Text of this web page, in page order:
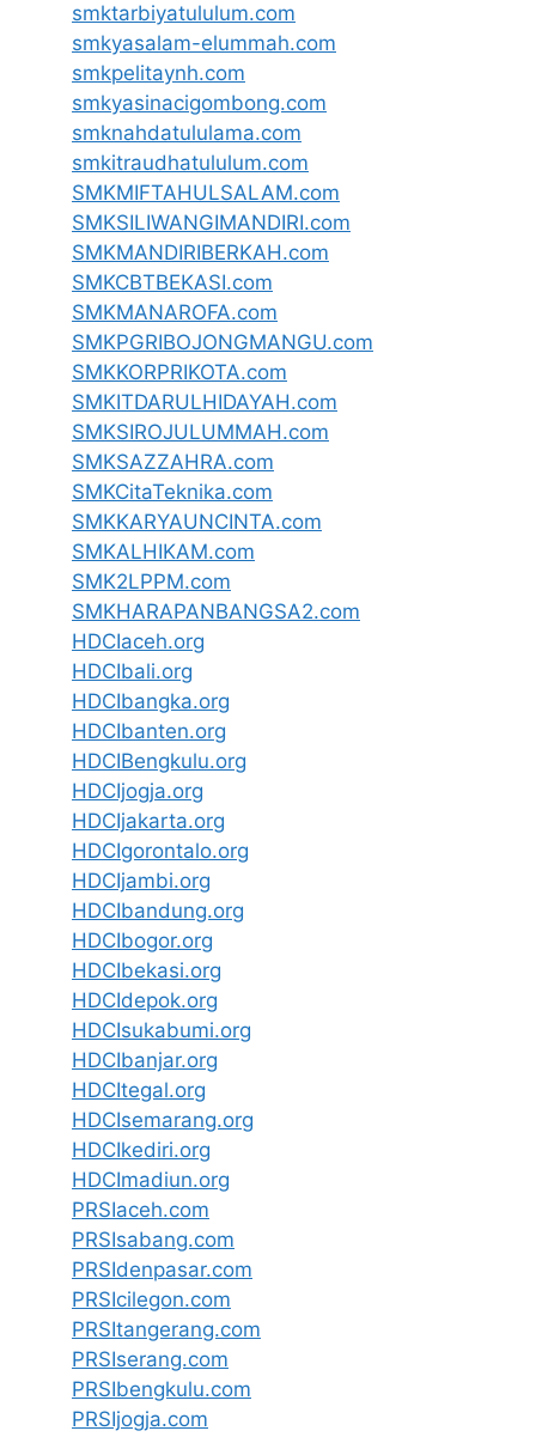
smktarbiyatululum.com
smkyasalam-elummah.com
smkpelitaynh.com
smkyasinacigombong.com
smknahdatululama.com
smkitraudhatululum.com
SMKMIFTAHULSALAM.com
SMKSILIWANGIMANDIRI.com
SMKMANDIRIBERKAH.com
SMKCBTBEKASI.com
SMKMANAROFA.com
SMKPGRIBOJONGMANGU.com
SMKKORPRIKOTA.com
SMKITDARULHIDAYAH.com
SMKSIROJULUMMAH.com
SMKSAZZAHRA.com
SMKCitaTeknika.com
SMKKARYAUNCINTA.com
SMKALHIKAM.com
SMK2LPPM.com
SMKHARAPANBANGSA2.com
HDCIaceh.org
HDCIbali.org
HDCIbangka.org
HDCIbanten.org
HDCIBengkulu.org
HDCIjogja.org
HDCIjakarta.org
HDCIgorontalo.org
HDCIjambi.org
HDCIbandung.org
HDCIbogor.org
HDCIbekasi.org
HDCIdepok.org
HDCIsukabumi.org
HDCIbanjar.org
HDCItegal.org
HDCIsemarang.org
HDCIkediri.org
HDCImadiun.org
PRSIaceh.com
PRSIsabang.com
PRSIdenpasar.com
PRSIcilegon.com
PRSItangerang.com
PRSIserang.com
PRSIbengkulu.com
PRSIjogja.com